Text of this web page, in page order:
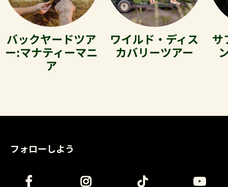
バックヤードツア
ー:マナティーマニ
ア
ワイルド・ディス
カバリーツアー
サ
フォローしよう